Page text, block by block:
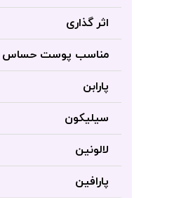
اثر گذاری
مناسب پوست حساس
پارابن
سیلیکون
لالونین
پارافین